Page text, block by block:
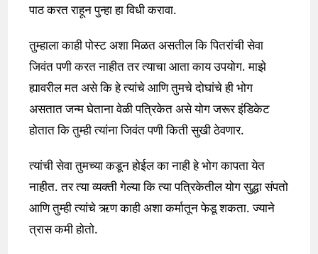
पाठ करत राहून पुन्हा हा विधी करावा.
तुम्हाला काही पोस्ट अशा मिळत असतील कि पितरांची सेवा
जिवंत पणी करत नाहीत तर त्याचा आता काय उपयोग. माझे
ह्यावरील मत असे कि हे त्यांचे आणि तुमचे दोघांचे ही भोग
असतात जन्म घेताना वेळी पत्रिकेत असे योग जरूर इंडिकेट
होतात कि तुम्ही त्यांना जिवंत पणी किती सुखी ठेवणार.
त्यांची सेवा तुमच्या कडून होईल का नाही हे भोग कापता येत
नाहीत. तर त्या व्यक्ती गेल्या कि त्या पत्रिकेतील योग सुद्धा संपतो
आणि तुम्ही त्यांचे ऋण काही अशा कर्मातून फेडू शकता. ज्याने
त्रास कमी होतो.